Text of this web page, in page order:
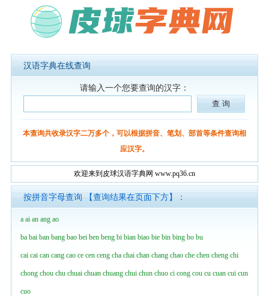
汉语字典在线查询
请输入一个您要查询的汉字：
本查询共收录汉字二万多个，可以根据拼音、笔划、部首等条件查询相
应汉字。
欢迎来到皮球汉语字典网 www.pq36.cn
按拼音字母查询 【查询结果在页面下方】：
a ai an ang ao
ba bai ban bang bao bei ben beng bi bian biao bie bin bing bo bu
cai cai can cang cao ce cen ceng cha chai chan chang chao che chen cheng chi
chong chou chu chuai chuan chuang chui chun chuo ci cong cou cu cuan cui cun
cuo